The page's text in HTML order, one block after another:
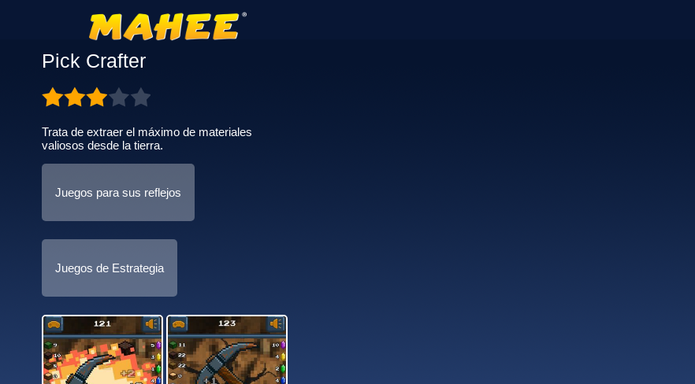
Pick Crafter
Trata de extraer el máximo de materiales
valiosos desde la tierra.
Juegos para sus reflejos
Juegos de Estrategia